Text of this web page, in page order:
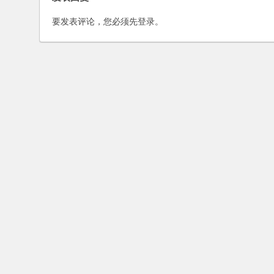
要发表评论，您必须先登录。